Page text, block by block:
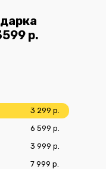
р.
3 299 р.
6 599 р.
3 999 р.
7 999 р.